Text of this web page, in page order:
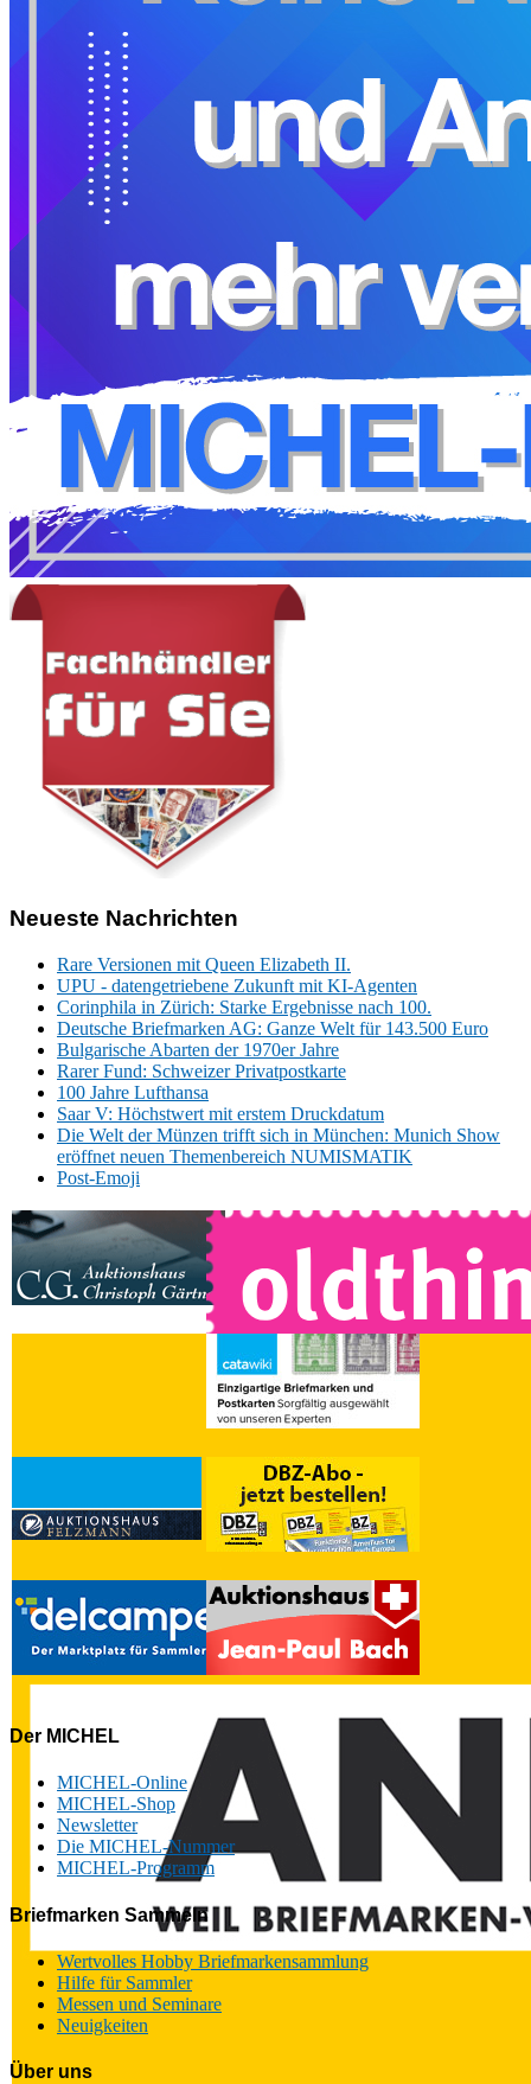
Neueste Nachrichten
Rare Versionen mit Queen Elizabeth II.
UPU - datengetriebene Zukunft mit KI-Agenten
Corinphila in Zürich: Starke Ergebnisse nach 100.
Deutsche Briefmarken AG: Ganze Welt für 143.500 Euro
Bulgarische Abarten der 1970er Jahre
Rarer Fund: Schweizer Privatpostkarte
100 Jahre Lufthansa
Saar V: Höchstwert mit erstem Druckdatum
Die Welt der Münzen trifft sich in München: Munich Show
eröffnet neuen Themenbereich NUMISMATIK
Post-Emoji
Der MICHEL
MICHEL-Online
MICHEL-Shop
Newsletter
Die MICHEL-Nummer
MICHEL-Programm
Briefmarken Sammeln
Wertvolles Hobby Briefmarkensammlung
Hilfe für Sammler
Messen und Seminare
Neuigkeiten
Über uns